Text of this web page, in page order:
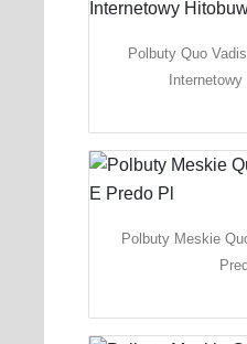
Polbuty Quo
Polbuty Meskie